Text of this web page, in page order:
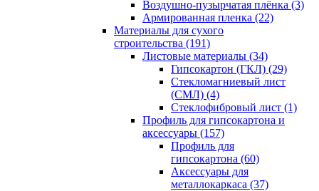
Воздушно-пузырчатая плёнка (3)
Армированная пленка (22)
Материалы для сухого
строительства (191)
Листовые материалы (34)
Гипсокартон (ГКЛ) (29)
Стекломагниевый лист
(СМЛ) (4)
Cтеклофибровый лист (1)
Профиль для гипсокартона и
аксессуары (157)
Профиль для
гипсокартона (60)
Аксессуары для
металлокаркаса (37)